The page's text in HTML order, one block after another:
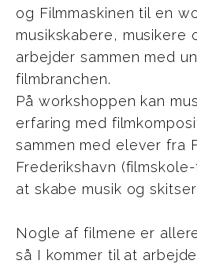
og Filmmaskinen til en
musikskabere, musikere
arbejder sammen med
filmbranchen.
På workshoppen kan
erfaring med
sammen med elever fra
Frederikshavn
at skabe musik og
Nogle af filmene er
så I kommer til at